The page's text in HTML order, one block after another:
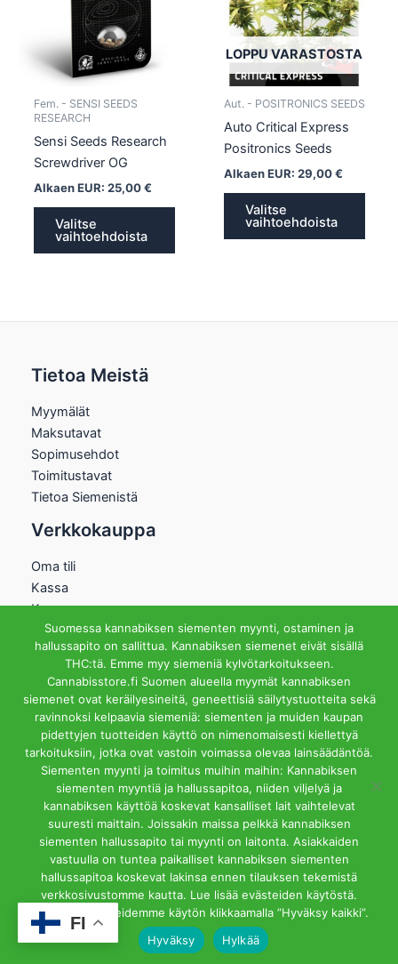
Fem. - SENSI SEEDS
RESEARCH
Sensi Seeds Research
Screwdriver OG
Alkaen EUR: 25,00€
Valitse
vaihtoehdoista
muunnelma.
LOPPU VARASTOSTA
Aut. - POSITRONICS SEEDS
Auto Critical Express
Positronics Seeds
Alkaen EUR: 29,00€
Valitse
vaihtoehdoista
Tietoa Meistä
Myymälät
Maksutavat
Sopimusehdot
Toimitustavat
Tietoa Siemenistä
Verkkokauppa
Oma tili
Kassa
Kauppa
Ostoskori
Helsingin Myymälä
Aukioloajat
Ma-Pe 12-18 La 12-15
Riihipellonkuja 3, 00390
Helsinki
info@cannabisstore.fi
Cannabisstore.fi | Kannabiksen Siemeniä Verkkokaupasta ja
Kivijalkamyymälästä. Helsinki
FI
Suomessa kannabiksen siementen myynti, ostaminen ja
hallussapito on sallittua. Kannabiksen siemenet eivät sisällä
THC:tä. Emme myy siemeniä kylvötarkoitukseen.
Cannabisstore.fi Suomen alueella myymät kannabiksen
siemenet ovat keräilyesineitä, geneettisiä säilytystuotteita sekä
ravinnoksi kelpaavia siemeniä: siementen ja muiden kaupan
pidettyjen tuotteiden käyttö on nimenomaisesti kiellettyä
tarkoituksiin, jotka ovat vastoin voimassa olevaa lainsäädäntöä.
Siementen myynti ja toimitus muihin maihin: Kannabiksen
siementen myyntiä ja hallussapitoa, niiden viljelyä ja
kannabiksen käyttöä koskevat kansalliset lait vaihtelevat
suuresti maittain. Joissakin maissa pelkkä kannabiksen
siementen hallussapito tai myynti on laitonta. Asiakkaiden
vastuulla on tuntea paikalliset kannabiksen siementen
hallussapitoa koskevat lakinsa ennen tilauksen tekemistä
verkkosivustomme kautta. Lue lisää evästeiden käytöstä.
Hyväksyt evästeidemme käytön klikkaamalla ”Hyväksy kaikki”.
Hyväksy
Hylkää